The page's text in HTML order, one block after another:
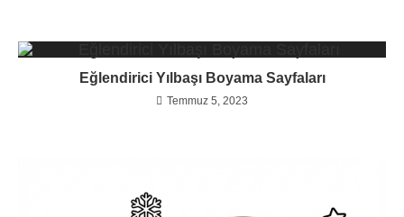
Eğlendirici Yılbaşı Boyama Sayfaları
Temmuz 5, 2023